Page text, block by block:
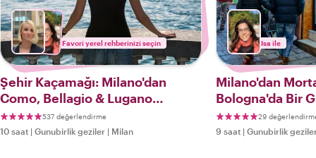
Favori yerel rehberinizi seçin
Şehir Kaçamağı: Milano'dan
Como, Bellagio & Lugano
Günübirlik Gezi
537 değerlendirme
10 saat | Gunubirlik geziler | Milan
Isa ile
Milano'dan
Bologna'da Bir
29
9 saat | Gunubirlik